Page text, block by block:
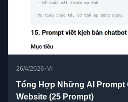
26/4/2026•VI
Tổng Hợp Những AI Prompt
Website (25 Prompt)